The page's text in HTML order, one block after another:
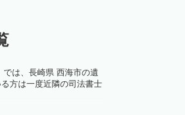
は、長崎県 西海市の遺
方は一度近隣の司法書士